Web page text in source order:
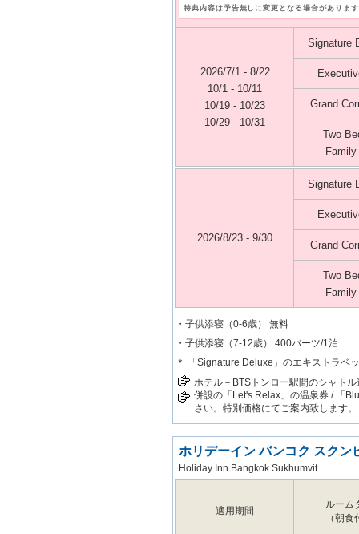
特典内容は予告無しに変更となる場合がありま
2026/7/1 - 8/22
10/1 - 10/11
10/19 - 10/23
10/29 - 10/31
Signature
Grand
Two
2026/8/23 - 9/30
Signature
Grand
Two
・子供添寝（0-6歳） 無料
・子供添寝（7-12歳） 400バーツ/1泊
＊ 「Signature Deluxe」のエキストラベ
ホテル－BTSトンロー駅間のシャト
併設の「Let's Relax」の温泉券 / 「
さい。特別価格にてご案内致します。
ホリデーイン バンコク スクン
Holiday Inn Bangkok Sukhumvit
適用期間
ルーム
（朝